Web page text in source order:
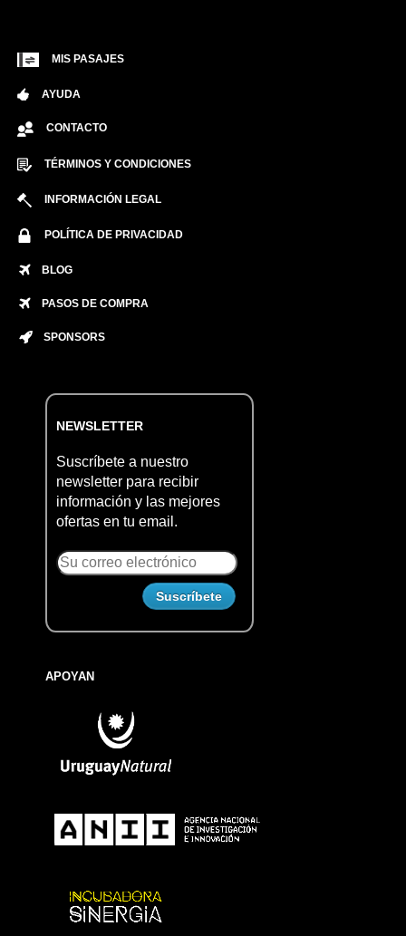
MIS PASAJES
AYUDA
CONTACTO
TÉRMINOS Y CONDICIONES
INFORMACIÓN LEGAL
POLÍTICA DE PRIVACIDAD
BLOG
PASOS DE COMPRA
SPONSORS
NEWSLETTER
Suscríbete a nuestro
newsletter para recibir
información y las mejores
ofertas en tu email.
APOYAN